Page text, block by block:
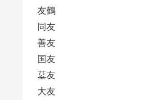
友鶴
同友
善友
国友
墓友
大友